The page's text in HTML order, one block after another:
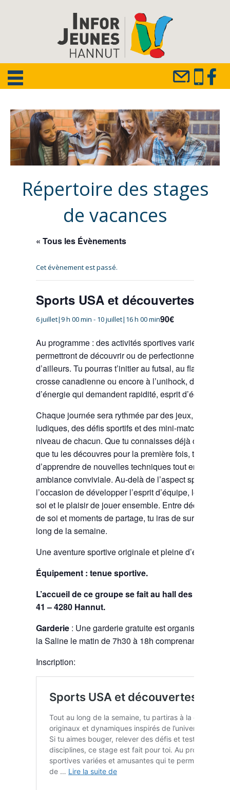
Répertoire des stages
de vacances
« Tous les Évènements
Cet évènement est passé.
Sports USA et découvertes
6 juillet|9 h 00 min - 10 juillet|16 h 00 min90€
Au programme : des activités sportives variées et
permettront de découvrir ou de perfectionner des
d’ailleurs. Tu pourras t’initier au futsal, au flag foot,
crosse canadienne ou encore à l’unihock, des
d’énergie qui demandent rapidité, esprit d’équipe et
Chaque journée sera rythmée par des jeux, des
ludiques, des défis sportifs et des mini-matchs
niveau de chacun. Que tu connaisses déjà certains
que tu les découvres pour la première fois, tu auras
d’apprendre de nouvelles techniques tout en
ambiance conviviale. Au-delà de l’aspect sportif, ce
l’occasion de développer l’esprit d’équipe, le fair-
soi et le plaisir de jouer ensemble. Entre
de soi et moments de partage, tu iras de surprise en
long de la semaine.
Une aventure sportive originale et pleine d’énergie
Équipement : tenue sportive.
L’accueil de ce groupe se fait au hall des Sports,
41 – 4280 Hannut.
Garderie : Une garderie gratuite est organisée au
la Saline le matin de 7h30 à 18h comprenant le
Inscription: